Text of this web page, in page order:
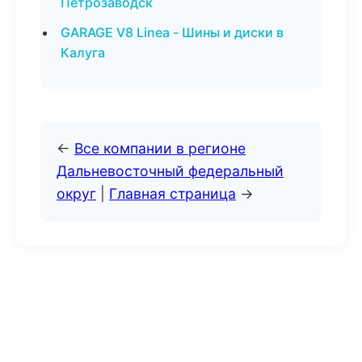
GARAGE V8 Linea - Шины и диски в
Калуга
← Все компании в регионе
Дальневосточный федеральный
округ
Главная страница →